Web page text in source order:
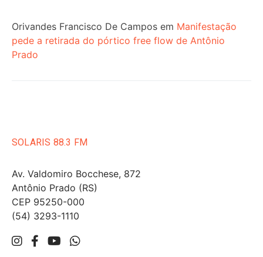
Orivandes Francisco De Campos em Manifestação
pede a retirada do pórtico free flow de Antônio
Prado
SOLARIS 88.3 FM
Av. Valdomiro Bocchese, 872
Antônio Prado (RS)
CEP 95250-000
(54) 3293-1110